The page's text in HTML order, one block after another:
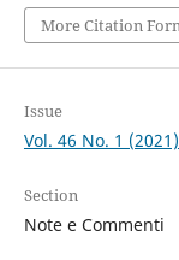
More Citation
Issue
Vol. 46 No. 1
Section
Note e Commenti